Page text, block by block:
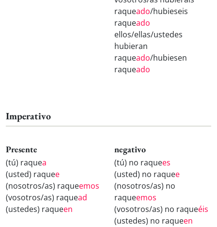
raqueado/hubieseis
raqueado
ellos/ellas/ustedes
hubieran
raqueado/hubiesen
raqueado
Imperativo
Presente
(tú) raquea
(usted) raquee
(nosotros/as) raqueemos
(vosotros/as) raquead
(ustedes) raqueen
negativo
(tú) no raquees
(usted) no raquee
(nosotros/as) no
raqueemos
(vosotros/as) no raqueéis
(ustedes) no raqueen